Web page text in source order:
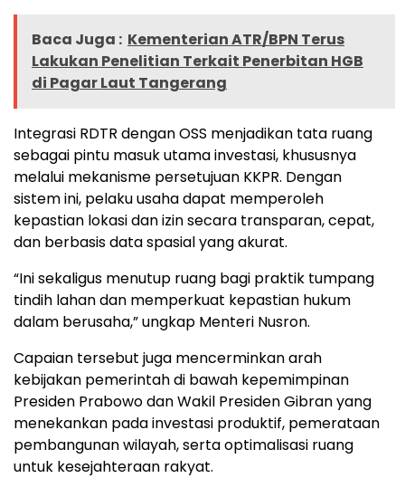
Baca Juga : Kementerian ATR/BPN Terus
Lakukan Penelitian Terkait Penerbitan HGB
di Pagar Laut Tangerang
Integrasi RDTR dengan OSS menjadikan tata ruang
sebagai pintu masuk utama investasi, khususnya
melalui mekanisme persetujuan KKPR. Dengan
sistem ini, pelaku usaha dapat memperoleh
kepastian lokasi dan izin secara transparan, cepat,
dan berbasis data spasial yang akurat.
“Ini sekaligus menutup ruang bagi praktik tumpang
tindih lahan dan memperkuat kepastian hukum
dalam berusaha,” ungkap Menteri Nusron.
Capaian tersebut juga mencerminkan arah
kebijakan pemerintah di bawah kepemimpinan
Presiden Prabowo dan Wakil Presiden Gibran yang
menekankan pada investasi produktif, pemerataan
pembangunan wilayah, serta optimalisasi ruang
untuk kesejahteraan rakyat.